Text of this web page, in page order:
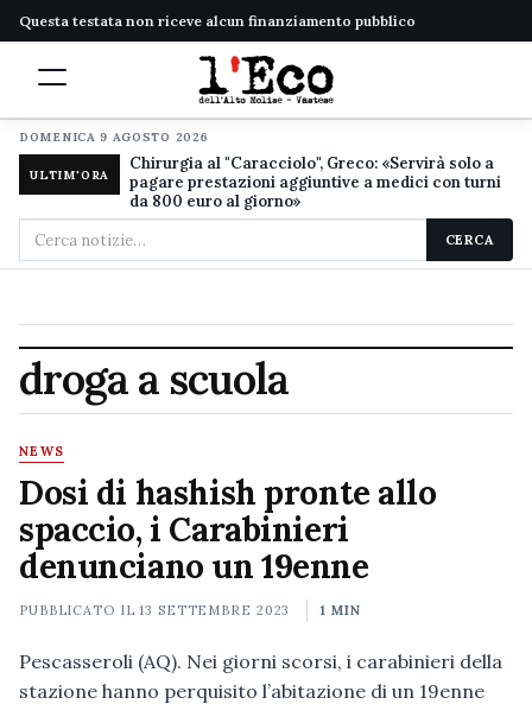
Questa testata non riceve alcun finanziamento pubblico
DOMENICA 9 AGOSTO 2026
ULTIM'ORA
Chirurgia al "Caracciolo", Greco: «Servirà solo a
pagare prestazioni aggiuntive a medici con turni
da 800 euro al giorno»
Cerca
nel
CERCA
droga a scuola
NEWS
Dosi di hashish pronte allo
spaccio, i Carabinieri
denunciano un 19enne
PUBBLICATO IL13 SETTEMBRE 2023 1 MIN
Pescasseroli (AQ). Nei giorni scorsi, i carabinieri della
stazione hanno perquisito l’abitazione di un 19enne